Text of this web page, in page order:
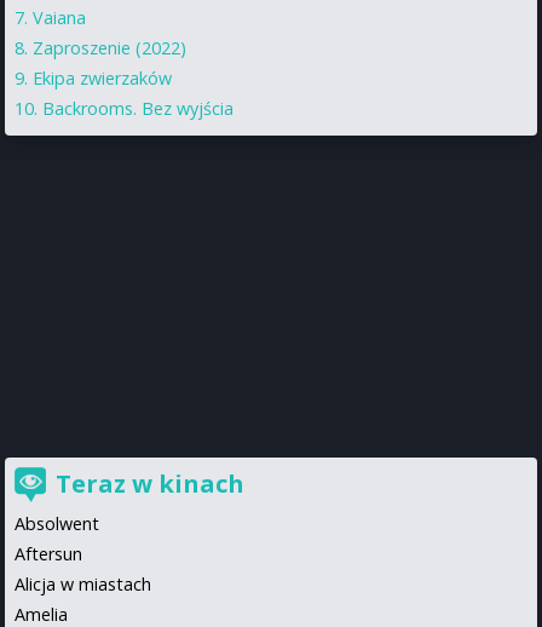
Vaiana
Zaproszenie (2022)
Ekipa zwierzaków
Backrooms. Bez wyjścia
Teraz w kinach
Absolwent
Aftersun
Alicja w miastach
Amelia